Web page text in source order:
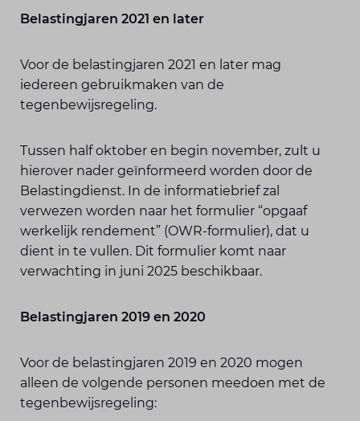
Belastingjaren 2021 en later
Voor de belastingjaren 2021 en later mag
iedereen gebruikmaken van de
tegenbewijsregeling.
Tussen half oktober en begin november, zult u
hierover nader geïnformeerd worden door de
Belastingdienst. In de informatiebrief zal
verwezen worden naar het formulier “opgaaf
werkelijk rendement” (OWR-formulier), dat u
dient in te vullen. Dit formulier komt naar
verwachting in juni 2025 beschikbaar.
Belastingjaren 2019 en 2020
Voor de belastingjaren 2019 en 2020 mogen
alleen de volgende personen meedoen met de
tegenbewijsregeling: